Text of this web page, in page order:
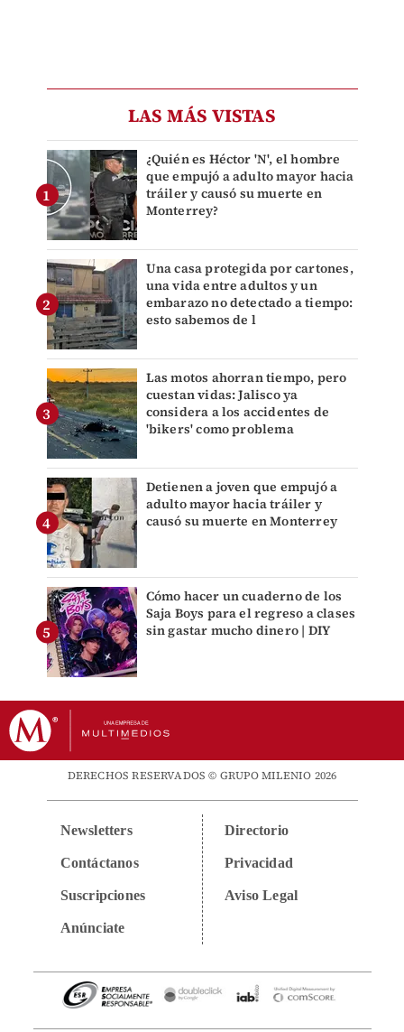
LAS MÁS VISTAS
¿Quién es Héctor 'N', el hombre
que empujó a adulto mayor hacia
tráiler y causó su muerte en
Monterrey?
Una casa protegida por cartones,
una vida entre adultos y un
embarazo no detectado a tiempo:
esto sabemos de l
Las motos ahorran tiempo, pero
cuestan vidas: Jalisco ya
considera a los accidentes de
'bikers' como problema
Detienen a joven que empujó a
adulto mayor hacia tráiler y
causó su muerte en Monterrey
Cómo hacer un cuaderno de los
Saja Boys para el regreso a clases
sin gastar mucho dinero | DIY
DERECHOS RESERVADOS © GRUPO MILENIO 2026
Newsletters
Contáctanos
Suscripciones
Anúnciate
Directorio
Privacidad
Aviso Legal